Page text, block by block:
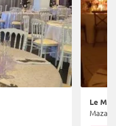
Le
Mazan